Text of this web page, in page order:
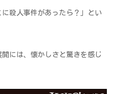
殺人事件があったら？」とい
には、懐かしさと驚きを感じ